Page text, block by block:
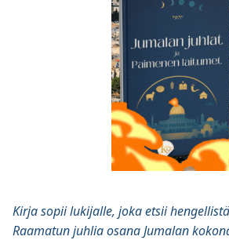
Kirja sopii lukijalle, joka etsii
Raamatun juhlia osana Jumalan